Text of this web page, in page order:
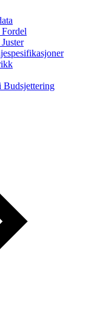
Budsjettering